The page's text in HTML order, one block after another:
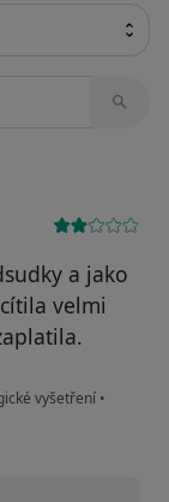
a jako
velmi
vyšetření •